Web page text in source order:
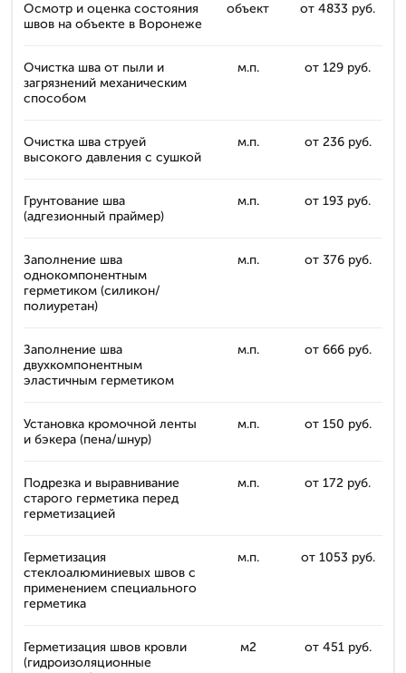
Осмотр и оценка состояния
швов на объекте в Воронеже
объект от 4833 руб.
Очистка шва от пыли и
загрязнений механическим
способом
м.п. от 129 руб.
Очистка шва струей
высокого давления с сушкой
м.п. от 236 руб.
Грунтование шва
(адгезионный праймер)
м.п. от 193 руб.
Заполнение шва
однокомпонентным
герметиком (силикон/
полиуретан)
м.п. от 376 руб.
Заполнение шва
двухкомпонентным
эластичным герметиком
м.п. от 666 руб.
Установка кромочной ленты
и бэкера (пена/шнур)
м.п. от 150 руб.
Подрезка и выравнивание
старого герметика перед
герметизацией
м.п. от 172 руб.
Герметизация
стеклоалюминиевых швов с
применением специального
герметика
м.п. от 1053 руб.
Герметизация швов кровли
(гидроизоляционные
м2 от 451 руб.